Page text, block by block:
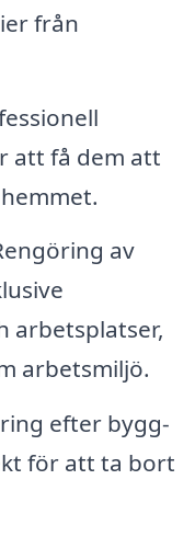
från
att få dem att
av
arbetsplatser,
arbetsmiljö.
efter bygg-
för att ta bort